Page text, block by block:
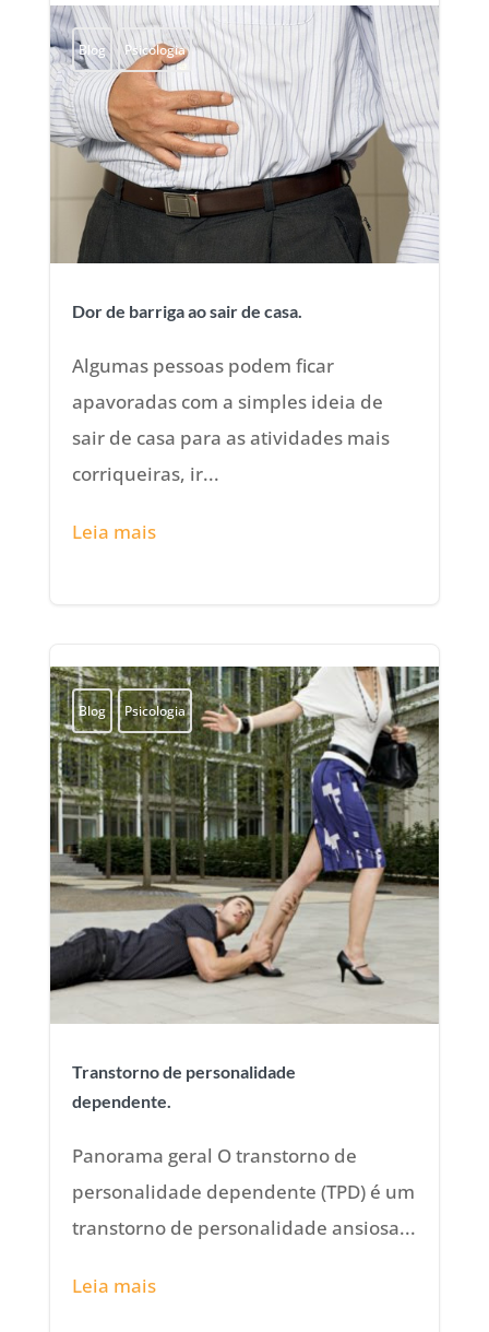
Blog Psicologia
Dor de barriga ao sair de casa.
Algumas pessoas podem ficar
apavoradas com a simples ideia de
sair de casa para as atividades mais
corriqueiras, ir...
Leia mais
Blog Psicologia
Transtorno de personalidade
dependente.
Panorama geral O transtorno de
personalidade dependente (TPD) é um
transtorno de personalidade ansiosa...
Leia mais